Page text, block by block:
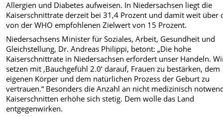
Allergien und Diabetes aufweisen. In Niedersachsen liegt die
Kaiserschnittrate derzeit bei 31,4 Prozent und damit weit über
von der WHO empfohlenen Zielwert von 15 Prozent.
Niedersachsens Minister für Soziales, Arbeit, Gesundheit und
Gleichstellung, Dr. Andreas Philippi, betont: „Die hohe
Kaiserschnittrate in Niedersachsen erfordert unser Handeln.
setzen mit ‚Bauchgefühl 2.0‘ darauf, Frauen zu bestärken, dem
eigenen Körper und dem natürlichen Prozess der Geburt zu
vertrauen.“ Besonders die Anzahl an nicht medizinisch
Kaiserschnitten erhöhe sich stetig. Dem wolle das Land
entgegenwirken.